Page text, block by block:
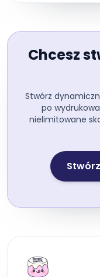
Chcesz
Stwórz
po
nielimitowane